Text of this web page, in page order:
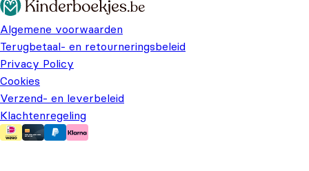
Algemene voorwaarden
Terugbetaal- en retourneringsbeleid
Privacy Policy
Cookies
Verzend- en leverbeleid
Klachtenregeling